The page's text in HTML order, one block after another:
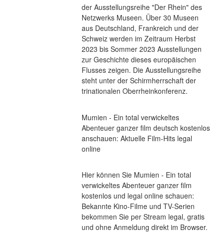
der Ausstellungsreihe "Der Rhein" des
Netzwerks Museen. Über 30 Museen
aus Deutschland, Frankreich und der
Schweiz werden im Zeitraum Herbst
2023 bis Sommer 2023 Ausstellungen
zur Geschichte dieses europäischen
Flusses zeigen. Die Ausstellungsreihe
steht unter der Schirmherrschaft der
trinationalen Oberrheinkonferenz.
Mumien - Ein total verwickeltes
Abenteuer ganzer film deutsch kostenlos
anschauen: Aktuelle Film-Hits legal
online
Hier können Sie Mumien - Ein total
verwickeltes Abenteuer ganzer film
kostenlos und legal online schauen:
Bekannte Kino-Filme und TV-Serien
bekommen Sie per Stream legal, gratis
und ohne Anmeldung direkt im Browser.